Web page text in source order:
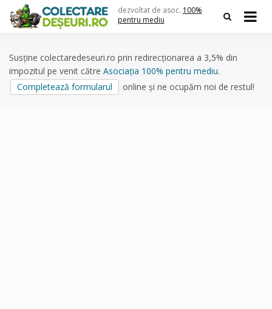
content
dezvoltat de asoc. 100%
pentru mediu
Susține colectaredeseuri.ro prin redirecționarea a 3,5% din
impozitul pe venit către Asociația 100% pentru mediu.
Completează formularul
online și ne ocupăm noi de restul!